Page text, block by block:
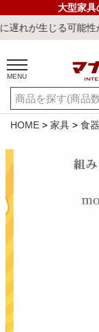
大型家具
性がございます
MENU
ご利用ガイド
店舗一覧
キーワード・商品
HOME 家具 食